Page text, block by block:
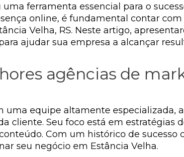
ferramenta essencial para o
online, é fundamental contar
Velha, RS. Neste artigo,
ajudar sua empresa a alcançar
agências de
uma equipe altamente especializada,
cliente. Seu foco está em
Com um histórico de sucesso
seu negócio em Estância Velha.